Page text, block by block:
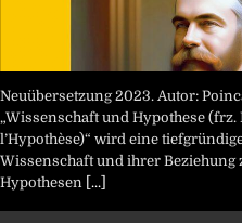
Neuübersetzung 2023. Autor:
„Wissenschaft und Hypothese (frz.
l’Hypothèse)“ wird eine
Wissenschaft und ihrer Beziehung
Hypothesen [...]